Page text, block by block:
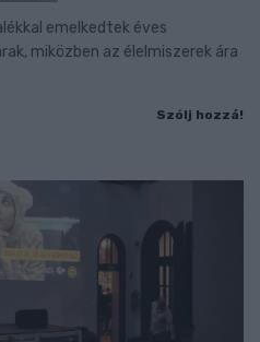
emelkedtek éves
miközben az élelmiszerek ára
Szólj hozzá!